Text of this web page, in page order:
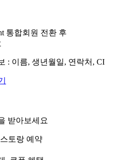
통합회원 전환 후
: 이름, 생년월일, 연락처, CI
받아보세요
토랑 예약